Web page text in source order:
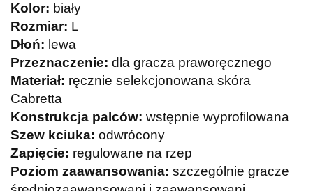
Kolor: biały
Rozmiar: L
Dłoń: lewa
Przeznaczenie: dla gracza praworęcznego
Materiał: ręcznie selekcjonowana skóra
Cabretta
Konstrukcja palców: wstępnie wyprofilowana
Szew kciuka: odwrócony
Zapięcie: regulowane na rzep
Poziom zaawansowania: szczególnie gracze